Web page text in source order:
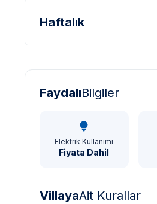
Haftalık
FaydalıBilgiler
Elektrik Kullanımı
Fiyata Dahil
VillayaAit Kurallar